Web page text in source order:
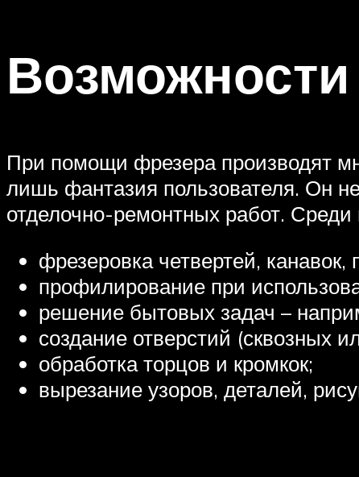
При помощи фрезера производят
лишь фантазия пользователя. Он
отделочно-ремонтных работ.
фрезеровка четвертей, канавок,
профилирование при
решение бытовых задач –
создание отверстий (сквозных
обработка торцов и кромкок;
вырезание узоров, деталей,